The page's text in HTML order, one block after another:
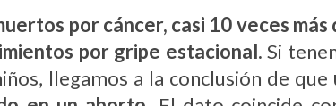
por cáncer, casi 10 veces más
por gripe estacional.Si
llegamos a la conclusión de que